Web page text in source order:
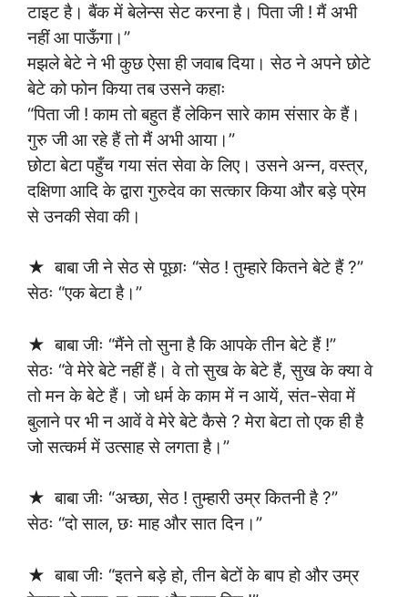
टाइट है। बैंक में बेलेन्स सेट करना है। पिता जी ! मैं अभी
नहीं आ पाऊँगा।”
मझले बेटे ने भी कुछ ऐसा ही जवाब दिया। सेठ ने अपने छोटे
बेटे को फोन किया तब उसने कहाः
“पिता जी ! काम तो बहुत हैं लेकिन सारे काम संसार के हैं।
गुरु जी आ रहे हैं तो मैं अभी आया।”
छोटा बेटा पहुँच गया संत सेवा के लिए। उसने अन्न, वस्त्र,
दक्षिणा आदि के द्वारा गुरुदेव का सत्कार किया और बड़े प्रेम
से उनकी सेवा की।
★ बाबा जी ने सेठ से पूछाः “सेठ ! तुम्हारे कितने बेटे हैं ?”
सेठः “एक बेटा है।”
★ बाबा जीः “मैंने तो सुना है कि आपके तीन बेटे हैं !”
सेठः “वे मेरे बेटे नहीं हैं। वे तो सुख के बेटे हैं, सुख के क्या वे
तो मन के बेटे हैं। जो धर्म के काम में न आयें, संत-सेवा में
बुलाने पर भी न आवें वे मेरे बेटे कैसे ? मेरा बेटा तो एक ही है
जो सत्कर्म में उत्साह से लगता है।”
★ बाबा जीः “अच्छा, सेठ ! तुम्हारी उम्र कितनी है ?”
सेठः “दो साल, छः माह और सात दिन।”
★ बाबा जीः “इतने बड़े हो, तीन बेटों के बाप हो और उम्र